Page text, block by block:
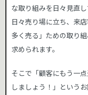
な取り組みを日々見直
日々売り場に立ち、来
多く売る」ための取り
求められます。
そこで「顧客にもう一
しましょう！」という